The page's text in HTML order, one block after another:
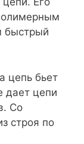
быстрый
цепь бьет
дает цепи
Со
строя по